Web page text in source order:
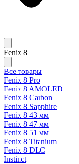
Fenix 8
Все товары
Fenix 8 Pro
Fenix 8 AMOLED
Fenix 8 Carbon
Fenix 8 Sapphire
Fenix 8 43 мм
Fenix 8 47 мм
Fenix 8 51 мм
Fenix 8 Titanium
Fenix 8 DLC
Instinct